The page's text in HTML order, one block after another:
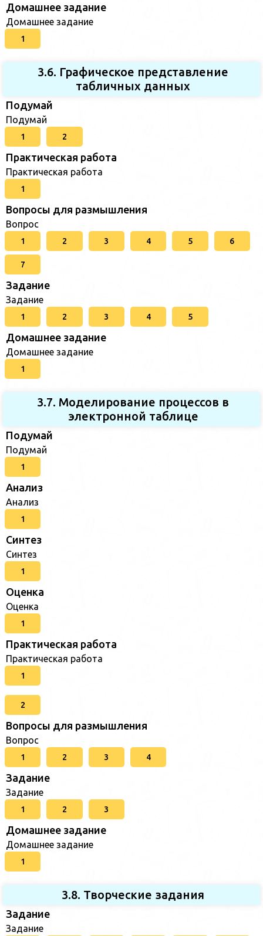
Домашнее задание
Домашнее задание
1
3.6. Графическое представление
табличных данных
Подумай
Подумай
1 2
Практическая работа
Практическая работа
1
Вопросы для размышления
Вопрос
1 2 3 4 5 6
7
Задание
Задание
1 2 3 4 5
Домашнее задание
Домашнее задание
1
3.7. Моделирование процессов в
электронной таблице
Подумай
Подумай
1
Анализ
Анализ
1
Синтез
Синтез
1
Оценка
Оценка
1
Практическая работа
Практическая работа
1
2
Вопросы для размышления
Вопрос
1 2 3 4
Задание
Задание
1 2 3
Домашнее задание
Домашнее задание
1
3.8. Творческие задания
Задание
Задание